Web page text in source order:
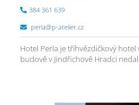
384 361 639
perla@p-atelier.cz
Hotel Perla je tříhvězdičkový
budově v Jindřichově Hradci